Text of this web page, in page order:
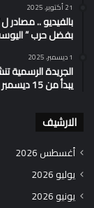
21 أكتوبر، 2025
بالفيديو .. مصادر
بفضل حرب ”
1 ديسمبر، 2025
الجريدة الرسمية
يبدأ من 15 ديسمبر
الارشيف
أغسطس 2026
يوليو 2026
يونيو 2026